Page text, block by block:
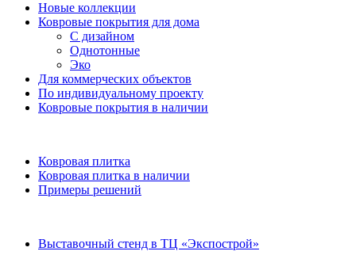
Новые коллекции
Ковровые покрытия для дома
С дизайном
Однотонные
Эко
Для коммерческих объектов
По индивидуальному проекту
Ковровые покрытия в наличии
Ковровая плитка
Ковровая плитка в наличии
Примеры решений
Выставочный стенд в ТЦ «Экспострой»